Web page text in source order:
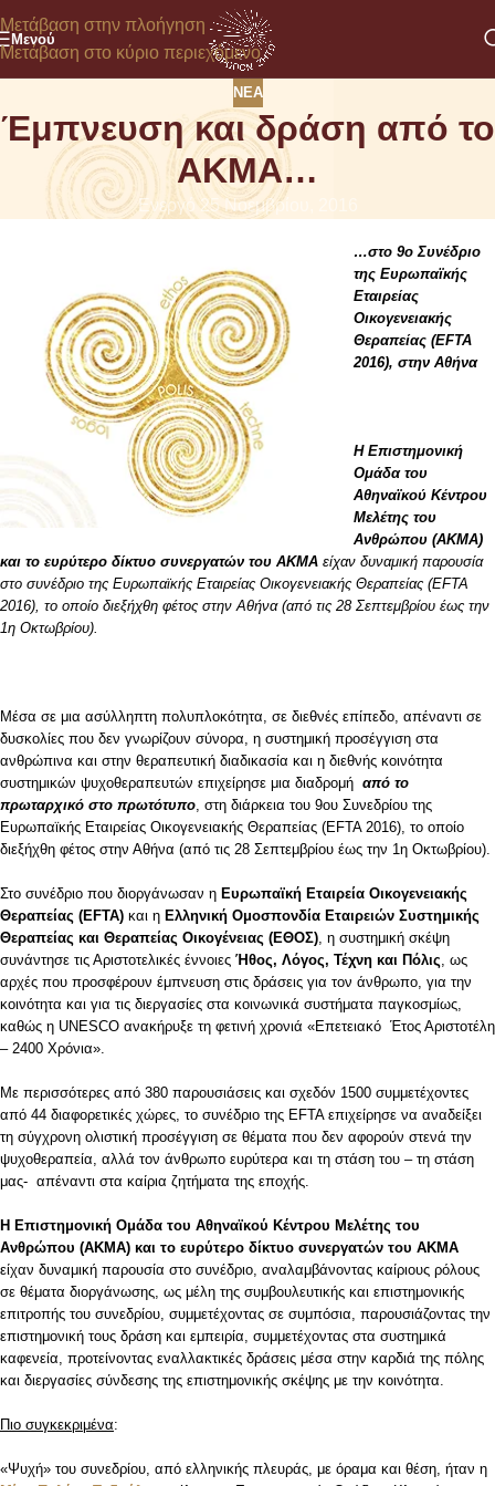
Μετάβαση στην πλοήγηση
Μετάβαση στο κύριο περιεχόμενο
Μενού
ΝΈΑ
Έμπνευση και δράση από το
ΑΚΜΑ…
Ενεργό 25 Νοεμβρίου, 2016
…στο 9o Συνέδριο
της Ευρωπαϊκής
Εταιρείας
Οικογενειακής
Θεραπείας (EFTA
2016), στην Αθήνα
Η Επιστημονική
Ομάδα του
Αθηναϊκού Κέντρου
Μελέτης του
Ανθρώπου (ΑΚΜΑ)
και το ευρύτερο δίκτυο συνεργατών του ΑΚΜΑ είχαν δυναμική παρουσία
στο συνέδριο της Ευρωπαϊκής Εταιρείας Οικογενειακής Θεραπείας (EFTA
2016), το οποίο διεξήχθη φέτος στην Αθήνα (από τις 28 Σεπτεμβρίου έως την
1η Οκτωβρίου).
Μέσα σε μια ασύλληπτη πολυπλοκότητα, σε διεθνές επίπεδο, απέναντι σε
δυσκολίες που δεν γνωρίζουν σύνορα, η συστημική προσέγγιση στα
ανθρώπινα και στην θεραπευτική διαδικασία και η διεθνής κοινότητα
συστημικών ψυχοθεραπευτών επιχείρησε μια διαδρομή από το
πρωταρχικό στο πρωτότυπο , στη διάρκεια του 9oυ Συνεδρίου της
Ευρωπαϊκής Εταιρείας Οικογενειακής Θεραπείας (EFTA 2016), το οποίο
διεξήχθη φέτος στην Αθήνα (από τις 28 Σεπτεμβρίου έως την 1η Οκτωβρίου).
Στο συνέδριο που διοργάνωσαν η Ευρωπαϊκή Εταιρεία Οικογενειακής
Θεραπείας (EFTA) και η Ελληνική Ομοσπονδία Εταιρειών Συστημικής
Θεραπείας και Θεραπείας Οικογένειας (ΕΘΟΣ) , η συστημική σκέψη
συνάντησε τις Αριστοτελικές έννοιες Ήθος, Λόγος, Τέχνη και Πόλις , ως
αρχές που προσφέρουν έμπνευση στις δράσεις για τον άνθρωπο, για την
κοινότητα και για τις διεργασίες στα κοινωνικά συστήματα παγκοσμίως,
καθώς η UNESCO ανακήρυξε τη φετινή χρονιά «Επετειακό Έτος Αριστοτέλη
– 2400 Χρόνια».
Με περισσότερες από 380 παρουσιάσεις και σχεδόν 1500 συμμετέχοντες
από 44 διαφορετικές χώρες, το συνέδριο της EFTA επιχείρησε να αναδείξει
τη σύγχρονη ολιστική προσέγγιση σε θέματα που δεν αφορούν στενά την
ψυχοθεραπεία, αλλά τον άνθρωπο ευρύτερα και τη στάση του – τη στάση
μας- απέναντι στα καίρια ζητήματα της εποχής.
Η Επιστημονική Ομάδα του Αθηναϊκού Κέντρου Μελέτης του
Ανθρώπου (ΑΚΜΑ) και το ευρύτερο δίκτυο συνεργατών του ΑΚΜΑ
είχαν δυναμική παρουσία στο συνέδριο, αναλαμβάνοντας καίριους ρόλους
σε θέματα διοργάνωσης, ως μέλη της συμβουλευτικής και επιστημονικής
επιτροπής του συνεδρίου, συμμετέχοντας σε συμπόσια, παρουσιάζοντας την
επιστημονική τους δράση και εμπειρία, συμμετέχοντας στα συστημικά
καφενεία, προτείνοντας εναλλακτικές δράσεις μέσα στην καρδιά της πόλης
και διεργασίες σύνδεσης της επιστημονικής σκέψης με την κοινότητα.
Πιο συγκεκριμένα:
«Ψυχή» του συνεδρίου, από ελληνικής πλευράς, με όραμα και θέση, ήταν η